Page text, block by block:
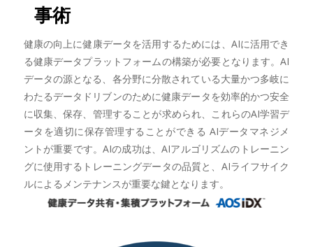
事術
健康の向上に健康データを活用するためには、AIに活用でき
る健康データプラットフォームの構築が必要となります。AI
データの源となる、各分野に分散されている大量かつ多岐に
わたるデータドリブンのために健康データを効率的かつ安全
に収集、保存、管理することが求められ、これらのAI学習デ
ータを適切に保存管理することができる AIデータマネジメ
ントが重要です。AIの成功は、AIアルゴリズムのトレーニン
グに使用するトレーニングデータの品質と、AIライフサイク
ルによるメンテナンスが重要な鍵となります。